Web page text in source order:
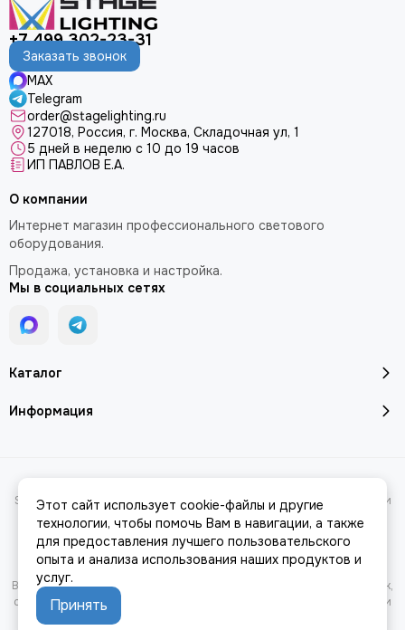
+7 499 302-23-31
Заказать звонок
MAX
Telegram
order@stagelighting.ru
127018, Россия, г. Москва, Складочная ул, 1
5 дней в неделю с 10 до 19 часов
ИП ПАВЛОВ Е.А.
Каталог
Информация
О компании
Интернет магазин профессионального светового
оборудования.
Продажа, установка и настройка.
Мы в социальных сетях
StageLighting.ru | Купить по выгодным ценам с доставкой по Москве и
России.
Карта сайта
Вся представленная на сайте информация, касающаяся характеристик,
стоимости товаров и услуг, носит информационный характер и ни при
каких условиях не является публичной офертой, определяемой
Этот сайт использует cookie-файлы и другие
технологии, чтобы помочь Вам в навигации, а также
для предоставления лучшего пользовательского
опыта и анализа использования наших продуктов и
услуг.
Принять